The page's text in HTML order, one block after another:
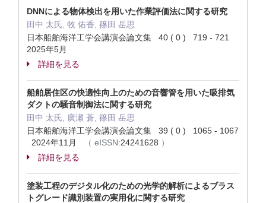
DNNによる物体検出を用いた作業評価法に関する研究
田中 太氏, 牧 佑香, 篠田 岳思
日本船舶海洋工学会講演会論文集 40 ( 0 ) 719 - 721
2025年5月
詳細を見る
船舶居住区の快適性向上のための音響管を用いた吸排気
ダクトの騒音制御法に関する研究
田中 太氏, 廣瀬 蒼, 篠田 岳思
日本船舶海洋工学会講演会論文集 39 ( 0 ) 1065 - 1067
2024年11月
（ eISSN:24241628 ）
詳細を見る
塗装工程のデジタル化のための光学的解析によるブラス
トグレード識別装置の実用化に関する研究